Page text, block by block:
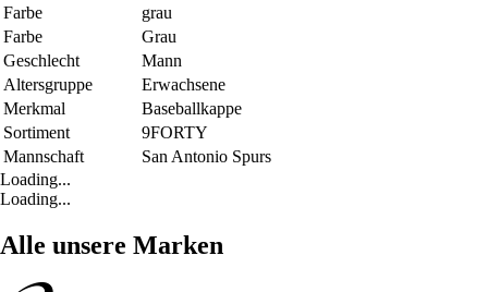
Farbe
grau
Farbe
Grau
Geschlecht
Mann
Altersgruppe
Erwachsene
Merkmal
Baseballkappe
Sortiment
9FORTY
Mannschaft
San Antonio Spurs
Loading...
Loading...
Alle unsere Marken